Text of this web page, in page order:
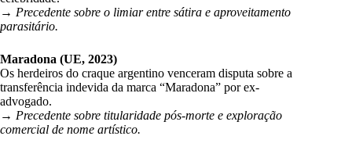
→ Precedente sobre o limiar entre sátira e aproveitamento
parasitário.
Maradona (UE, 2023)
Os herdeiros do craque argentino venceram disputa sobre a
transferência indevida da marca “Maradona” por ex-
advogado.
→ Precedente sobre titularidade pós-morte e exploração
comercial de nome artístico.